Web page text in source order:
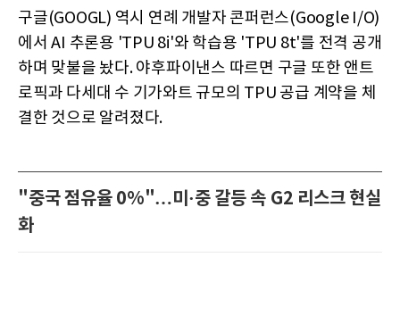
구글(GOOGL) 역시 연례 개발자 콘퍼런스(Google I/O)
에서 AI 추론용 'TPU 8i'와 학습용 'TPU 8t'를 전격 공개
하며 맞불을 놨다. 야후파이낸스 따르면 구글 또한 앤트
로픽과 다세대 수 기가와트 규모의 TPU 공급 계약을 체
결한 것으로 알려졌다.
"중국 점유율 0%"…미·중 갈등 속 G2 리스크 현실
화